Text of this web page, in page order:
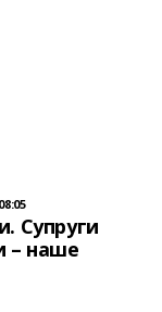
Супруги
– наше